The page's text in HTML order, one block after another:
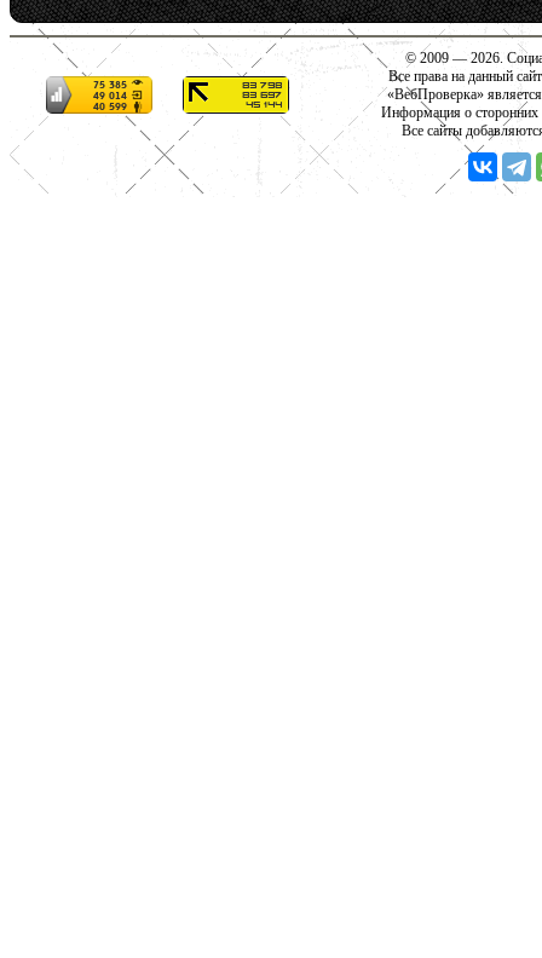
© 2009 — 2026.
Все права на данный
«ВебПроверка»
Информация о сторонних
Все сайты